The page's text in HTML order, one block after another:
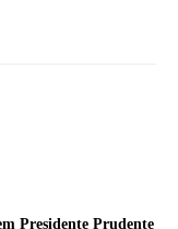
Presidente Prudente